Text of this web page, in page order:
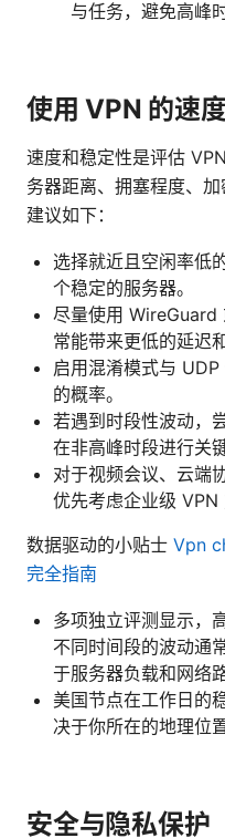
与任务，避免高峰
使用 VPN 的速
速度和稳定性是评估
务器距离、拥塞程度、
建议如下：
选择就近且空闲率低
个稳定的服务器。
尽量使用 WireGuard
常能带来更低的延迟
启用混淆模式与
的概率。
若遇到时段性波动，
在非高峰时段进行关
对于视频会议、云端
优先考虑企业级 VPN
数据驱动的小贴士 Vpn
完全指南
多项独立评测显示，
不同时间段的波动通
于服务器负载和网络路
美国节点在工作日的
决于你所在的地理位
安全与隐私保护